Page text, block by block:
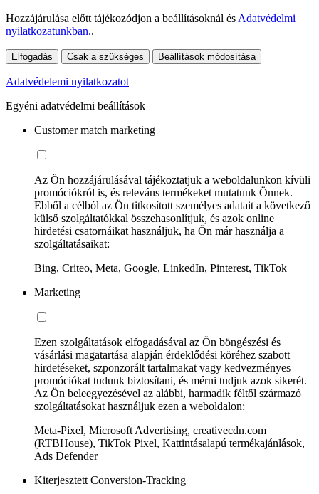
Hozzájárulása előtt tájékozódjon a beállításoknál és Adatvédelmi
nyilatkozatunkban..
Elfogadás Csak a szükséges Beállítások módosítása
Adatvédelemi nyilatkozatot
Egyéni adatvédelmi beállítások
Customer match marketing
Az Ön hozzájárulásával tájékoztatjuk a weboldalunkon kívüli
promóciókról is, és releváns termékeket mutatunk Önnek.
Ebből a célból az Ön titkosított személyes adatait a következő
külső szolgáltatókkal összehasonlítjuk, és azok online
hirdetési csatornáikat használjuk, ha Ön már használja a
szolgáltatásaikat:
Bing, Criteo, Meta, Google, LinkedIn, Pinterest, TikTok
Marketing
Ezen szolgáltatások elfogadásával az Ön böngészési és
vásárlási magatartása alapján érdeklődési köréhez szabott
hirdetéseket, szponzorált tartalmakat vagy kedvezményes
promóciókat tudunk biztosítani, és mérni tudjuk azok sikerét.
Az Ön beleegyezésével az alábbi, harmadik féltől származó
szolgáltatásokat használjuk ezen a weboldalon:
Meta-Pixel, Microsoft Advertising, creativecdn.com
(RTBHouse), TikTok Pixel, Kattintásalapú termékajánlások,
Ads Defender
Kiterjesztett Conversion-Tracking